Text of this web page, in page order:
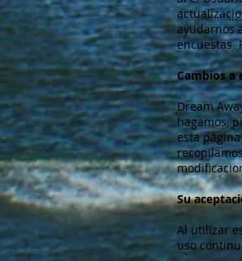
ayudarnos
encuestas.
Cambios a
Dream
hagamos,
esta
Su
Al utilizar
uso